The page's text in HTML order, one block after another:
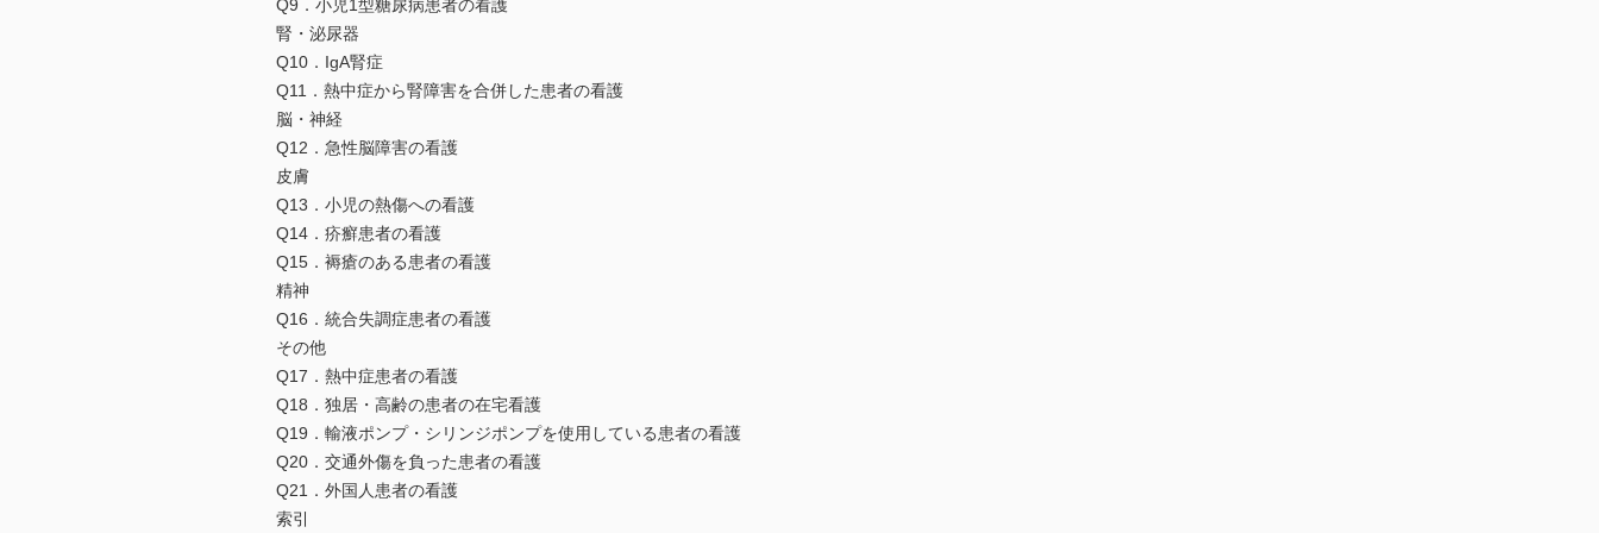
Q9．小児1型糖尿病患者の看護
腎・泌尿器
Q10．IgA腎症
Q11．熱中症から腎障害を合併した患者の看護
脳・神経
Q12．急性脳障害の看護
皮膚
Q13．小児の熱傷への看護
Q14．疥癬患者の看護
Q15．褥瘡のある患者の看護
精神
Q16．統合失調症患者の看護
その他
Q17．熱中症患者の看護
Q18．独居・高齢の患者の在宅看護
Q19．輸液ポンプ・シリンジポンプを使用している患者の看護
Q20．交通外傷を負った患者の看護
Q21．外国人患者の看護
索引